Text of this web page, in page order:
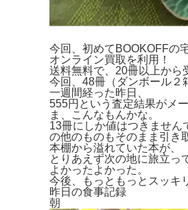
今回、初めてBOOKOFFの
オンライン買取を利用！
送料無料で、20冊以上から
今回、48冊（ダンボール２
一週間経った昨日、
555円という査定結果がメ
ま、こんなもんかな。
13冊にしか値はつきません
の他のものもそのまま引き
本棚から溢れていた本が、
とりあえず次の地に旅立っ
よかったよかった。
今後、もっともっとスッキ
昨日の食事記録
朝